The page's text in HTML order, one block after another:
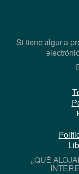
Si tiene alguna
¿QUÉ